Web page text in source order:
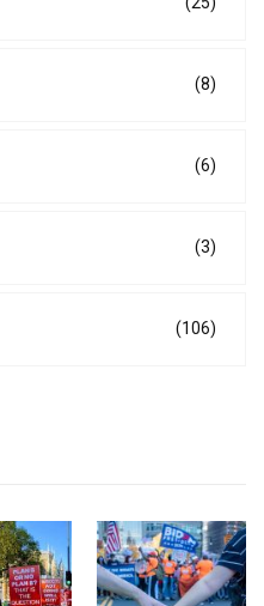
(8)
(6)
(3)
(106)